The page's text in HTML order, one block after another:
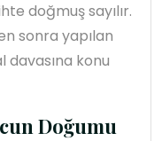
doğmuş sayılır.
sonra yapılan
konu
Doğumu